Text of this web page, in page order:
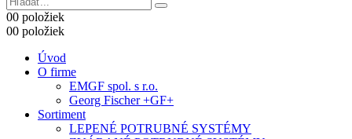
00 položiek
00 položiek
Úvod
O firme
EMGF spol. s r.o.
Georg Fischer +GF+
Sortiment
LEPENÉ POTRUBNÉ SYSTÉMY